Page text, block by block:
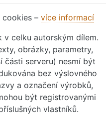
– více informací
v celku autorským dílem.
obrázky, parametry,
části serveru) nesmí být
bez výslovného
a označení výrobků,
být registrovanými
vlastníků.